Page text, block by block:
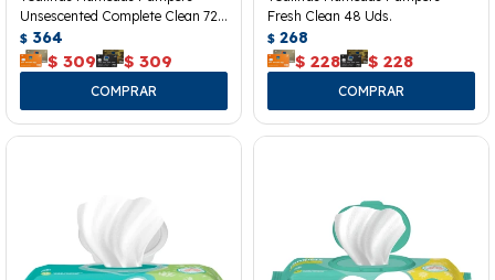
Unsescented Complete Clean 72
Uds.
$ 364
$ 309 $ 309
Fresh Clean 48 Uds.
$ 268
$ 228 $ 228